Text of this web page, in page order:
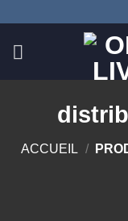
contenu
ACCUEIL /